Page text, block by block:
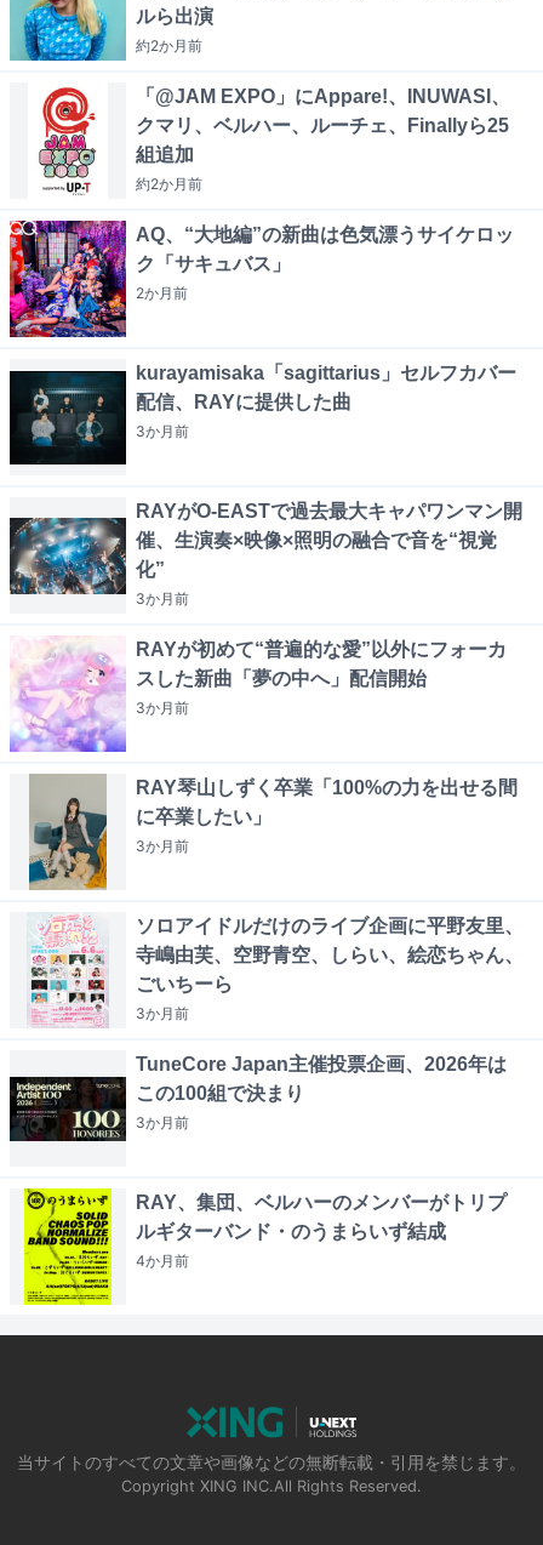
ルら出演
約2か月前
「@JAM EXPO」にAppare!、INUWASI、
クマリ、ベルハー、ルーチェ、Finallyら25
組追加
約2か月前
AQ、“大地編”の新曲は色気漂うサイケロッ
ク「サキュバス」
2か月前
kurayamisaka「sagittarius」セルフカバー
配信、RAYに提供した曲
3か月前
RAYがO-EASTで過去最大キャパワンマン開
催、生演奏×映像×照明の融合で音を“視覚
化”
3か月前
RAYが初めて“普遍的な愛”以外にフォーカ
スした新曲「夢の中へ」配信開始
3か月前
RAY琴山しずく卒業「100%の力を出せる間
に卒業したい」
3か月前
ソロアイドルだけのライブ企画に平野友里、
寺嶋由芙、空野青空、しらい、絵恋ちゃん、
ごいちーら
3か月前
TuneCore Japan主催投票企画、2026年は
この100組で決まり
3か月前
RAY、集団、ベルハーのメンバーがトリプ
ルギターバンド・のうまらいず結成
4か月前
当サイトのすべての文章や画像などの無断転載・引用を禁じます。
Copyright XING INC.All Rights Reserved.